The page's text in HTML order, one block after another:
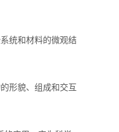
统和材料的微观结
形貌、组成和交互